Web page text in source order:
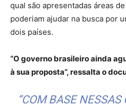
qual são apresentadas áreas
poderiam ajudar na busca por
dois países.
“O governo brasileiro ainda
à sua proposta”, ressalta o
“COM BASE NESSAS